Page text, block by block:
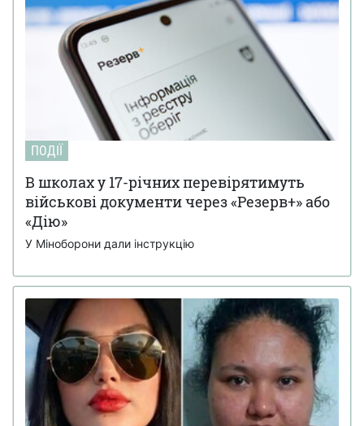
ПОДІЇ
В школах у 17-річних перевірятимуть
військові документи через «Резерв+» або
«Дію»
У Міноборони дали інструкцію